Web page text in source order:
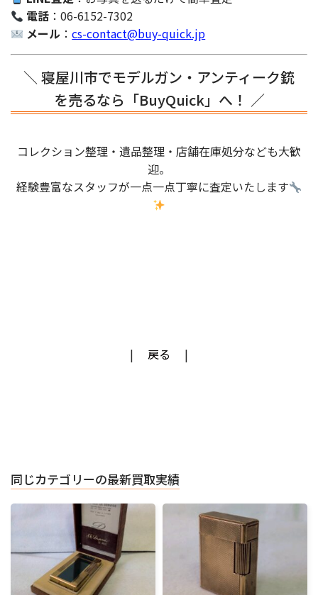
電話 ：06-6152-7302
メール ：cs-contact@buy-quick.jp
＼ 寝屋川市でモデルガン・アンティーク銃
を売るなら「BuyQuick」へ！ ／
コレクション整理・遺品整理・店舗在庫処分なども大歓
迎。
経験豊富なスタッフが一点一点丁寧に査定いたします
戻る
同じカテゴリーの最新買取実績